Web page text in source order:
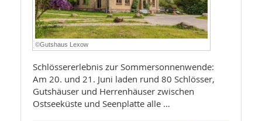
©Gutshaus Lexow
Schlössererlebnis zur Sommersonnenwende:
Am 20. und 21. Juni laden rund 80 Schlösser,
Gutshäuser und Herrenhäuser zwischen
Ostseeküste und Seenplatte alle …